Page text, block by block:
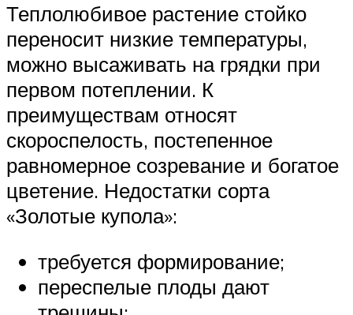
Теплолюбивое растение стойко
переносит низкие температуры,
можно высаживать на грядки при
первом потеплении. К
преимуществам относят
скороспелость, постепенное
равномерное созревание и богатое
цветение. Недостатки сорта
«Золотые купола»:
требуется формирование;
переспелые плоды дают